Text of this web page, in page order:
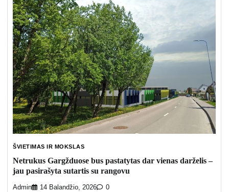
ŠVIETIMAS IR MOKSLAS
Netrukus Gargžduose bus pastatytas dar vienas darželis –
jau pasirašyta sutartis su rangovu
Admin 14 Balandžio, 2026 0